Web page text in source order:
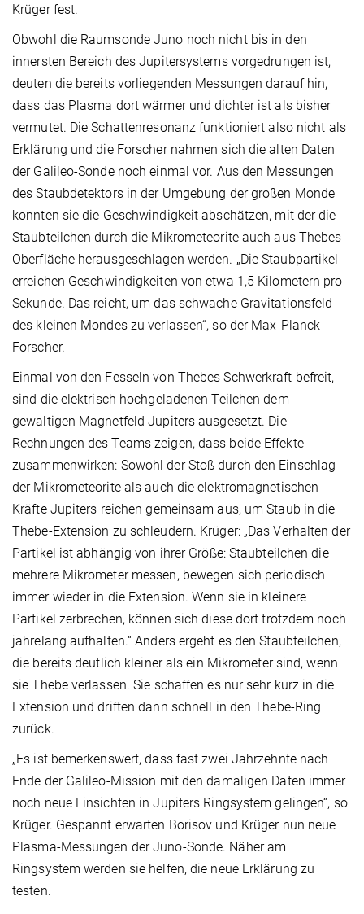
Krüger fest.
Obwohl die Raumsonde Juno noch nicht bis in den
innersten Bereich des Jupitersystems vorgedrungen ist,
deuten die bereits vorliegenden Messungen darauf hin,
dass das Plasma dort wärmer und dichter ist als bisher
vermutet. Die Schattenresonanz funktioniert also nicht als
Erklärung und die Forscher nahmen sich die alten Daten
der Galileo-Sonde noch einmal vor. Aus den Messungen
des Staubdetektors in der Umgebung der großen Monde
konnten sie die Geschwindigkeit abschätzen, mit der die
Staubteilchen durch die Mikrometeorite auch aus Thebes
Oberfläche herausgeschlagen werden. „Die Staubpartikel
erreichen Geschwindigkeiten von etwa 1,5 Kilometern pro
Sekunde. Das reicht, um das schwache Gravitationsfeld
des kleinen Mondes zu verlassen“, so der Max-Planck-
Forscher.
Einmal von den Fesseln von Thebes Schwerkraft befreit,
sind die elektrisch hochgeladenen Teilchen dem
gewaltigen Magnetfeld Jupiters ausgesetzt. Die
Rechnungen des Teams zeigen, dass beide Effekte
zusammenwirken: Sowohl der Stoß durch den Einschlag
der Mikrometeorite als auch die elektromagnetischen
Kräfte Jupiters reichen gemeinsam aus, um Staub in die
Thebe-Extension zu schleudern. Krüger: „Das Verhalten der
Partikel ist abhängig von ihrer Größe: Staubteilchen die
mehrere Mikrometer messen, bewegen sich periodisch
immer wieder in die Extension. Wenn sie in kleinere
Partikel zerbrechen, können sich diese dort trotzdem noch
jahrelang aufhalten.“ Anders ergeht es den Staubteilchen,
die bereits deutlich kleiner als ein Mikrometer sind, wenn
sie Thebe verlassen. Sie schaffen es nur sehr kurz in die
Extension und driften dann schnell in den Thebe-Ring
zurück.
„Es ist bemerkenswert, dass fast zwei Jahrzehnte nach
Ende der Galileo-Mission mit den damaligen Daten immer
noch neue Einsichten in Jupiters Ringsystem gelingen“, so
Krüger. Gespannt erwarten Borisov und Krüger nun neue
Plasma-Messungen der Juno-Sonde. Näher am
Ringsystem werden sie helfen, die neue Erklärung zu
testen.